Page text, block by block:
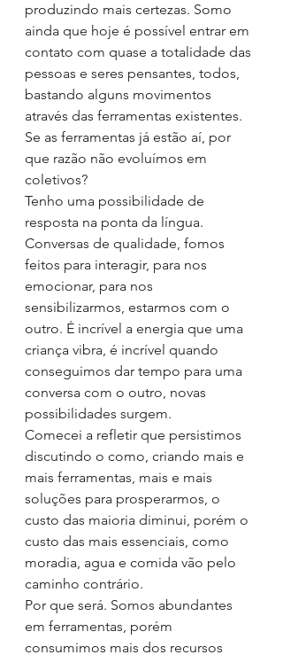
produzindo mais certezas. Somo
ainda que hoje é possível entrar em
contato com quase a totalidade das
pessoas e seres pensantes, todos,
bastando alguns movimentos
através das ferramentas existentes.
Se as ferramentas já estão aí, por
que razão não evoluímos em
coletivos?
Tenho uma possibilidade de
resposta na ponta da língua.
Conversas de qualidade, fomos
feitos para interagir, para nos
emocionar, para nos
sensibilizarmos, estarmos com o
outro. É incrível a energia que uma
criança vibra, é incrível quando
conseguimos dar tempo para uma
conversa com o outro, novas
possibilidades surgem.
Comecei a refletir que persistimos
discutindo o como, criando mais e
mais ferramentas, mais e mais
soluções para prosperarmos, o
custo das maioria diminui, porém o
custo das mais essenciais, como
moradia, agua e comida vão pelo
caminho contrário.
Por que será. Somos abundantes
em ferramentas, porém
consumimos mais dos recursos